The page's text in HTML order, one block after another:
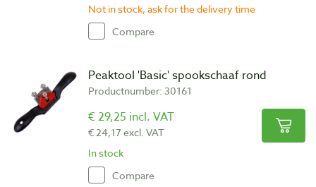
Not in stock, ask for the delivery time
Compare
Peaktool 'Basic' spookschaaf rond
Productnumber: 30161
€ 29,25 incl. VAT
€ 24,17 excl. VAT
In stock
Compare